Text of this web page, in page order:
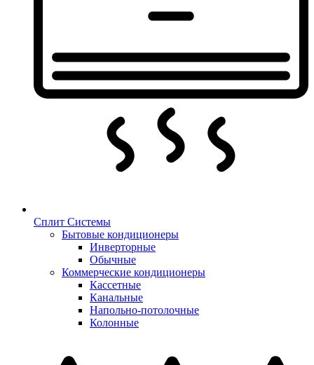
Сплит Системы
Бытовые кондиционеры
Инверторные
Обычные
Коммерческие кондиционеры
Кассетные
Канальные
Напольно-потолочные
Колонные